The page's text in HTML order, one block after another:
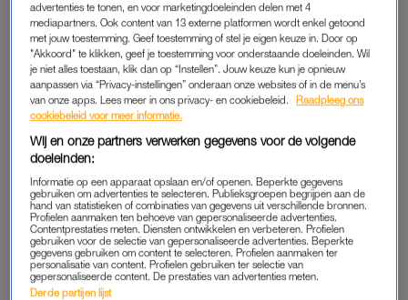
voor jou. “Soms is het verminderen van de hoeveelheid filler al
genoeg om het gewenste resultaat te bereiken. Zo hoef je niet
helemaal terug naar de basis.”
Face taping gaat viral op
maar wat doet het
LEES MEER
OPLOSMIDDEL
Voordat we dieper duiken in het oplossen van fillers en wat de
advertenties te tonen, en voor marketingdoeleinden delen met 4
mediapartners. Ook content van 13 externe platformen wordt enkel getoond
met jouw toestemming. Geef toestemming of stel je eigen keuze in. Door op
"Akkoord" te klikken, geef je toestemming voor onderstaande doeleinden. Wil
je niet alles toestaan, klik dan op “Instellen”. Jouw keuze kun je opnieuw
aanpassen via “Privacy-instellingen” onderaan onze websites of in de menu’s
van onze apps. Lees meer in ons privacy- en cookiebeleid.
Raadpleeg ons
cookiebeleid voor meer informatie.
Wij en onze partners verwerken gegevens voor de volgende
doeleinden:
Informatie op een apparaat opslaan en/of openen. Beperkte gegevens
gebruiken om advertenties te selecteren. Publieksgroepen begrijpen aan de
hand van statistieken of combinaties van gegevens uit verschillende bronnen.
Profielen aanmaken ten behoeve van gepersonaliseerde advertenties.
Contentprestaties meten. Diensten ontwikkelen en verbeteren. Profielen
gebruiken voor de selectie van gepersonaliseerde advertenties. Beperkte
gegevens gebruiken om content te selecteren. Profielen aanmaken ter
personalisatie van content. Profielen gebruiken ter selectie van
gepersonaliseerde content. De prestaties van advertenties meten.
Derde partijen lijst